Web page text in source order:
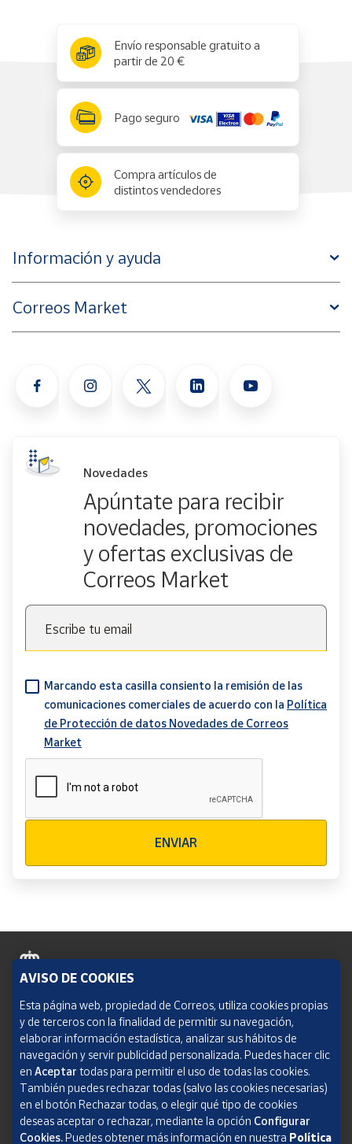
Envío responsable gratuito a
partir de 20 €
Pago seguro
Compra artículos de
distintos vendedores
Información y ayuda
Correos Market
Novedades
Apúntate para recibir
novedades, promociones
y ofertas exclusivas de
Correos Market
Escribe tu email
Marcando esta casilla consiento la remisión de las
comunicaciones comerciales de acuerdo con la Política
de Protección de datos Novedades de Correos
Market
ENVIAR
Política de cookies
Aviso legal
Condiciones del servicio
Política de Privacidad Web
Informe de transparencia
AVISO DE COOKIES
Esta página web, propiedad de Correos, utiliza cookies propias
y de terceros con la finalidad de permitir su navegación,
elaborar información estadística, analizar sus hábitos de
navegación y servir publicidad personalizada. Puedes hacer clic
en Aceptar todas para permitir el uso de todas las cookies.
También puedes rechazar todas (salvo las cookies necesarias)
en el botón Rechazar todas, o elegir qué tipo de cookies
deseas aceptar o rechazar, mediante la opción Configurar
Cookies.Puedes obtener más información en nuestra Política